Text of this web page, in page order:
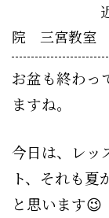
院 三宮教室
お盆も終わっ
ますね。
今日は、レッ
ト、それも夏
と思います😉